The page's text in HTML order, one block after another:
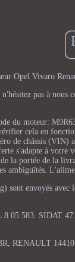
Opel Vivaro
n'hésitez pas à
du moteur:
cela en
de châssis (VIN)
s'adapte à votre
la portée de la
ambiguïtés.
sont envoyés
8 05 583. SIDAT
RENAULT